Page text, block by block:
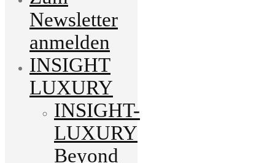
Newsletter
anmelden
INSIGHT
LUXURY
INSIGHT-
LUXURY
Beyond